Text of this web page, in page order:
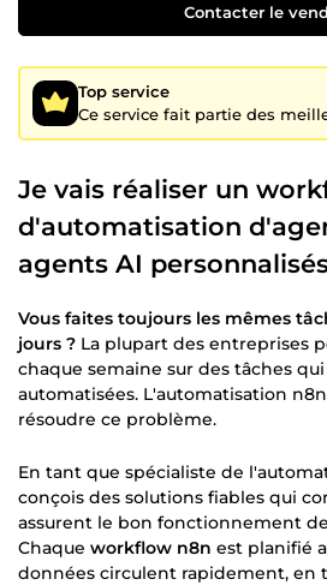
Contacter le
Top service
Ce service fait partie des
Je vais réaliser un
d'automatisation
agents AI
Vous faites toujours les mêmes
jours ? La plupart des entreprises
chaque semaine sur des tâches
automatisées. L'automatisation
résoudre ce problème.
En tant que spécialiste de
conçois des solutions fiables qui
assurent le bon fonctionnement
Chaque workflow n8n est planifié
données circulent rapidement, en